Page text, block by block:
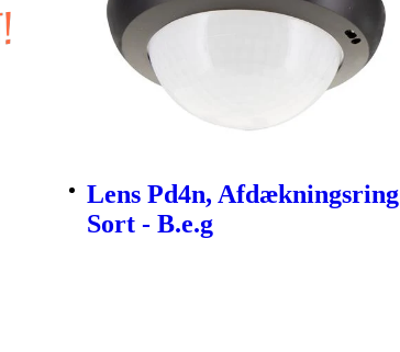
Lens Pd4n, Afdækningsring
Sort - B.e.g